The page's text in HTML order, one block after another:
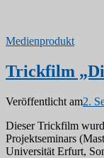
Medienprodukt
Trickfilm
Veröffentlicht am2.
Dieser Trickfilm
Projektseminars
Universität Erfurt,